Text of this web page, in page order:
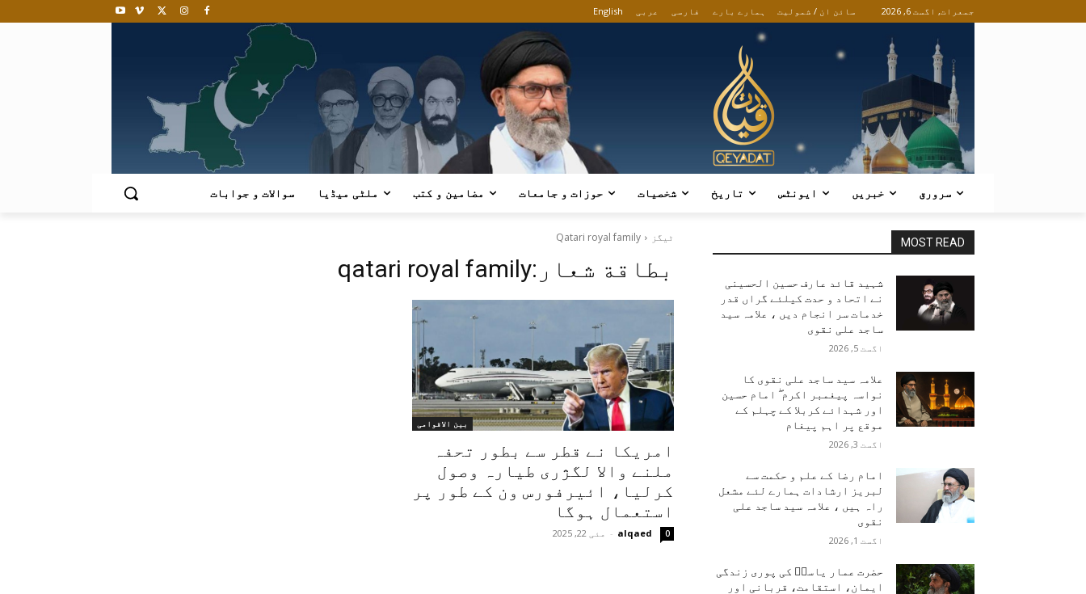
جمعرات, اگست 6, 2026 سائن ان / شمولیت English عربی فارسی ہمارے بارے
سرورق خبریں ایونٹس تاریخ شخصیات حوزات و جامعات مضامین و کتب ملٹی میڈیا سوالات و جوابات
ٹیگز Qatari royal family
بطاقة شعار:qatari royal family
بین الاقوامی
امریکا نے قطر سے بطور تحفہ
ملنے والا لگژری طیارہ وصول
کرلیا، ائیرفورس ون کے طور پر
استعمال ہوگا
alqaed
- مئی 22, 2025 0
MOST READ
شہید قائد عارف حسین الحسینی
نے اتحاد و حدت کیلئے گراں قدر
خدمات سر انجام دیں ، علامہ سید
ساجد علی نقوی
اگست 5, 2026
علامہ سید ساجد علی نقوی کا
نواسہ پیغمبر اکرم ۖ امام حسین
اور شہدائے کربلا کے چہلم کے
موقع پر اہم پیغام
اگست 3, 2026
امام رضا کے علم و حکمت سے
لبریز ارشادات ہمارے لئے مشعل
راہ ہیں ، علامہ سید ساجد علی
نقوی
اگست 1, 2026
حضرت عمار یاسرؑ کی پوری زندگی
ایمان، استقامت، قربانی اور